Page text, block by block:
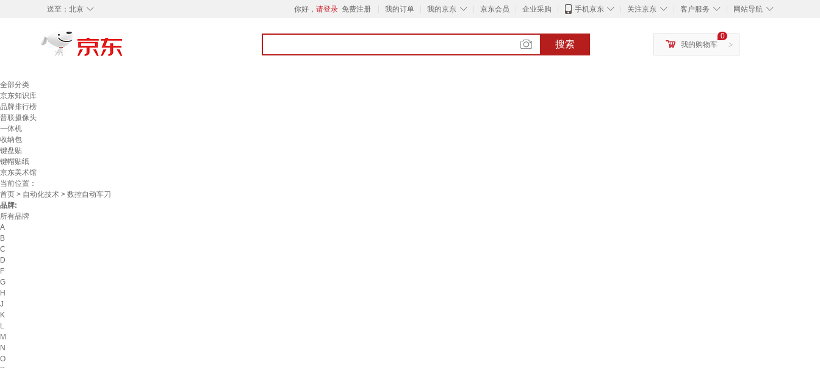
◇
送至： 北京 你好， 请登录 免费注册 我的订单 ◇
我的京东 京东会员 企业采购 ◇
手机京东 ◇
关注京东 ◇
客户服务 ◇
网站导航
搜索 >
0
我的购物车
全部分类
京东知识库
品牌排行榜
普联摄像头
一体机
收纳包
键盘贴
键帽贴纸
京东美术馆
当前位置：
首页 > 自动化技术 > 数控自动车刀
品牌:
所有品牌
A
B
C
D
F
G
H
J
K
L
M
N
O